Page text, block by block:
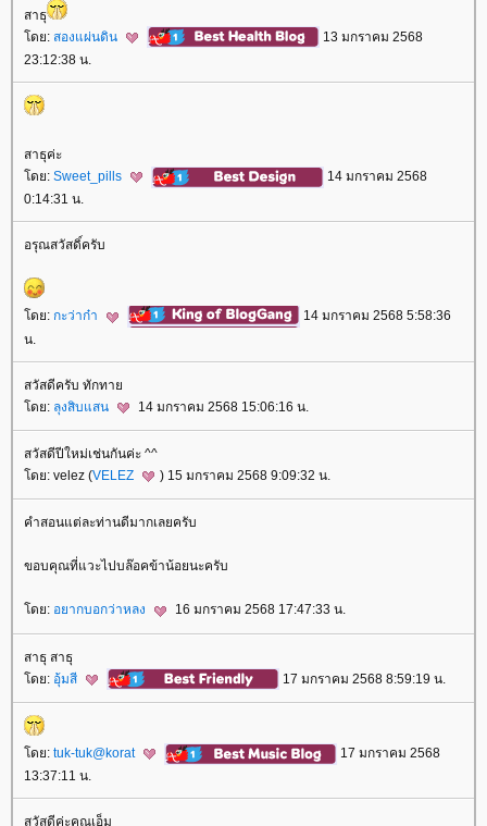
สาธุ
ดย: สองแผ่นดิน
13 มกราคม 2568
23:12:38 น.
สาธุค่ะ
ดย: Sweet_pills
14 มกราคม 2568
0:14:31 น.
อรุณสวัสดิ์ครับ
ดย: กะว่าก๋า
14 มกราคม 2568 5:58:36
น.
สวัสดีครับ ทักทา
ดย: ลุงสิบแสน 14 มกราคม 2568 15:06:16 น.
สวัสดีปีใหม่เช่นกันค่ะ ^^
ดย: velez (VELEZ ) 15 มกราคม 2568 9:09:32 น.
คำสอนแต่ละท่านดีมากเลยครับ
ขอบคุณที่แวะไปบล๊อคข้าน้อยนะครับ
ดย: อยากบอกว่าหลง 16 มกราคม 2568 17:47:33 น.
สาธุ สาธุ
ดย: อุ้มสี 17 มกราคม 2568 8:59:19 น.
ดย: tuk-tuk@korat
17 มกราคม 2568
13:37:11 น.
สวัสดีค่ะคุณเอ็ม